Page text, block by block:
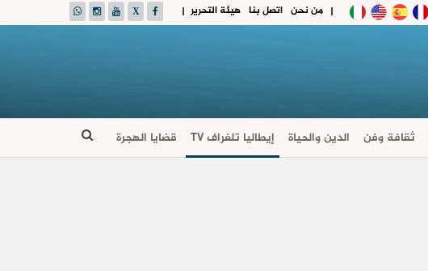
| هيئة التحرير اتصل بنا من نحن |
ثقافة وفن الدين والحياة إيطاليا تلغراف TV قضايا الهجرة